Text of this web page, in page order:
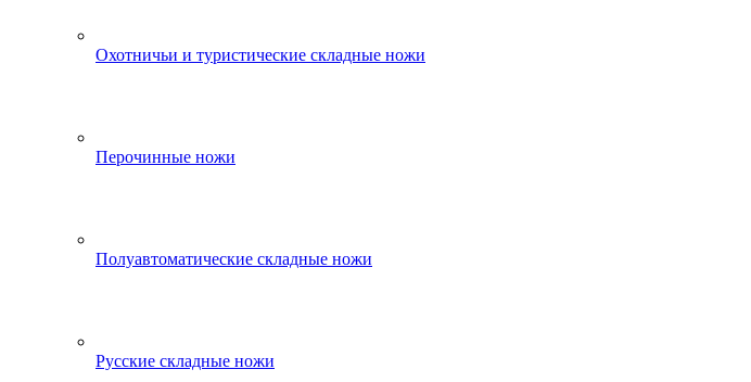
Охотничьи и туристические складные ножи
Перочинные ножи
Полуавтоматические складные ножи
Русские складные ножи